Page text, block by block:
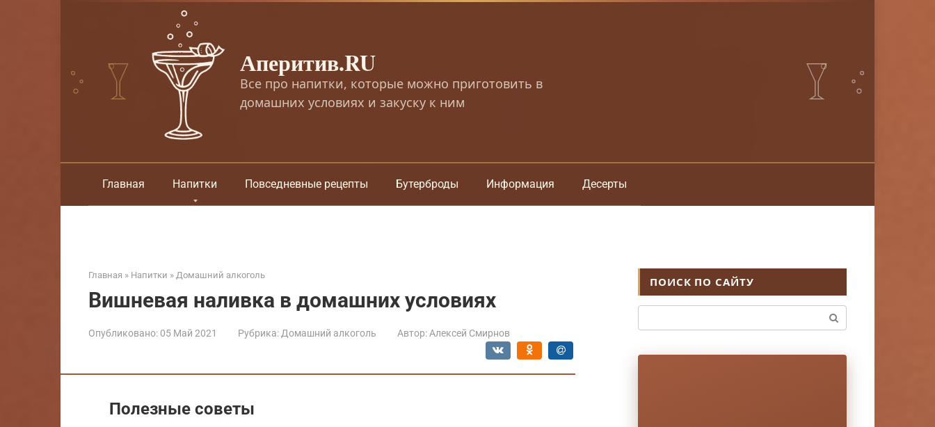
Аперитив.RU
Все про напитки, которые можно приготовить в
домашних условиях и закуску к ним
Главная Напитки Повседневные рецепты Бутерброды Информация Десерты
Главная » Напитки » Домашний алкоголь
Вишневая наливка в домашних условиях
Опубликовано: 05 Май 2021 Рубрика: Домашний алкоголь Автор: Алексей Смирнов
Полезные советы
ПОИСК ПО САЙТУ